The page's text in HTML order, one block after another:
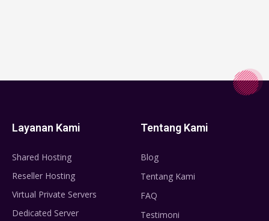
Layanan Kami
Shared Hosting
Reseller Hosting
Virtual Private Servers
Dedicated Server
Tentang Kami
Blog
Tentang Kami
FAQ
Testimoni